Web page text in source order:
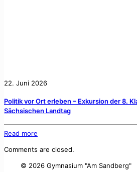
22. Juni 2026
Politik vor Ort erleben – Exkursion der 8.
Sächsischen Landtag
Read more
Comments are closed.
© 2026 Gymnasium "Am Sandberg"